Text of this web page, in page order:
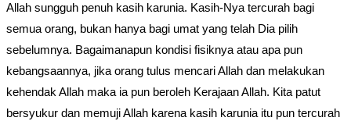
Allah sungguh penuh kasih karunia. Kasih-Nya tercurah bagi
semua orang, bukan hanya bagi umat yang telah Dia pilih
sebelumnya. Bagaimanapun kondisi fisiknya atau apa pun
kebangsaannya, jika orang tulus mencari Allah dan melakukan
kehendak Allah maka ia pun beroleh Kerajaan Allah. Kita patut
bersyukur dan memuji Allah karena kasih karunia itu pun tercurah